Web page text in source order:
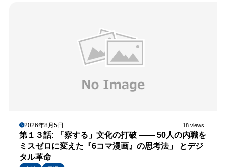
2026年8月5日 18 views
第１３話: 「察する」文化の打破 —— 50人の内職を
ミスゼロに変えた『6コマ漫画』の思考法」 とデジ
タル革命